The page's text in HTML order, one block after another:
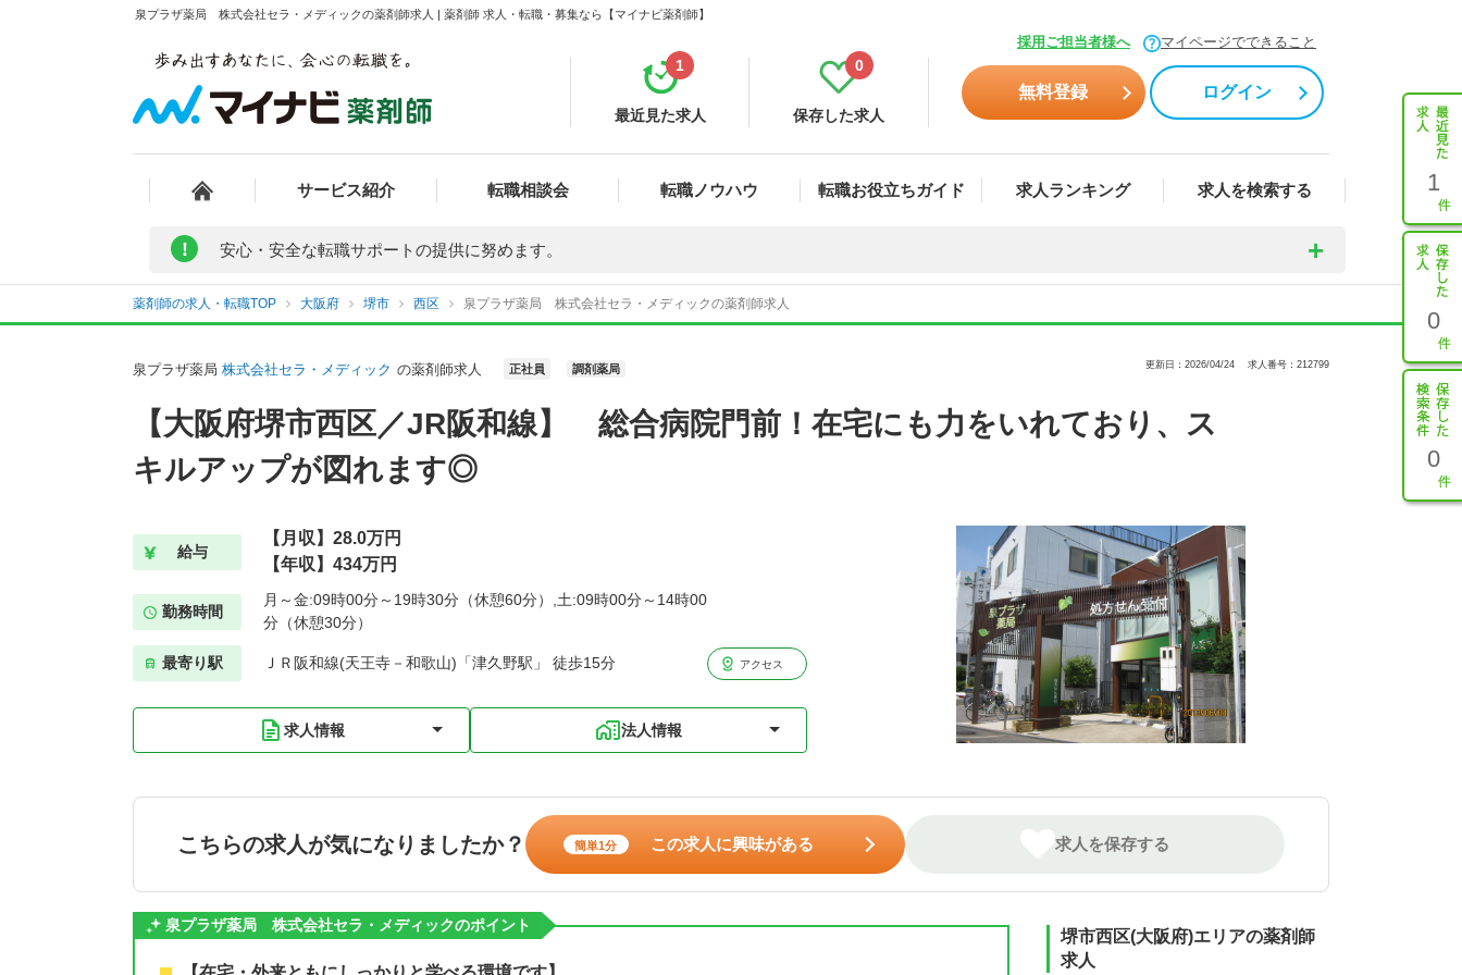
泉プラザ薬局 株式会社セラ・メディックの薬剤師求人 | 薬剤師 求人・転職・募集なら【マイナビ薬剤師】
採用ご担当者様へ マイページでできること
最近見た求人
1
保存した求人
0
無料登録 ログイン
サービス紹介 転職相談会 転職ノウハウ 転職お役立ちガイド 求人ランキング 求人を検索する 1
0
0
! 安心・安全な転職サポートの提供に努めます。
薬剤師の求人・転職TOP 大阪府 堺市 西区 泉プラザ薬局 株式会社セラ・メディックの薬剤師求人
泉プラザ薬局 株式会社セラ・メディック の薬剤師求人 正社員 調剤薬局 更新日：2026/04/24 求人番号：212799
【大阪府堺市西区／JR阪和線】 総合病院門前！在宅にも力をいれており、ス
キルアップが図れます◎
給与
【月収】28.0万円
【年収】434万円
勤務時間
月～金:09時00分～19時30分（休憩60分）,土:09時00分～14時00
分（休憩30分）
最寄り駅 ＪＲ阪和線(天王寺－和歌山)「津久野駅」 徒歩15分 アクセス
求人情報 法人情報
こちらの求人が気になりましたか？ 簡単1分 この求人に興味がある 求人を保存する
泉プラザ薬局 株式会社セラ・メディックのポイント
堺市西区(大阪府)エリアの薬剤師
求人